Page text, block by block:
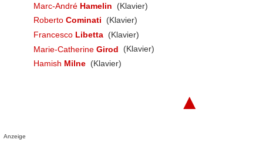
Marc-André Hamelin
(Klavier)
Roberto Cominati
(Klavier)
Francesco Libetta (Klavier)
Marie-Catherine Girod
(Klavier)
Hamish Milne (Klavier)
▲
Anzeige